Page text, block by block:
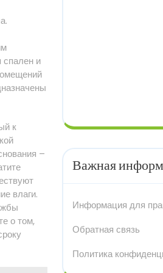
спален и
к
–
влаги.
о том,
Важная
Информация для
Обратная связь
Политика